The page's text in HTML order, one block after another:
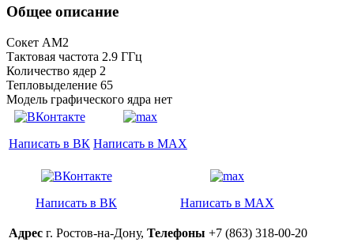
Общее описание
Сокет AM2
Тактовая частота 2.9 ГГц
Количество ядер 2
Тепловыделение 65
Модель графического ядра нет
Написать в ВК Написать в MAX
Написать в ВК Написать в MAX
Адрес г. Ростов-на-Дону, Телефоны +7 (863) 318-00-20